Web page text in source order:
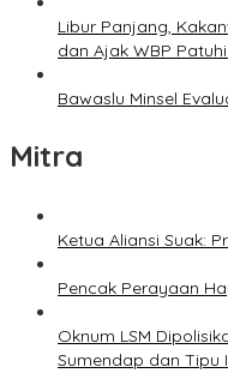
Libur Panjang,
dan Ajak WBP
Bawaslu Minsel
Mitra
Ketua Aliansi Suak:
Pencak Perayaan
Oknum LSM
Sumendap dan Tipu